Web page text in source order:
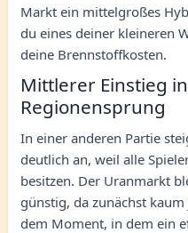
Markt ein mittelgroßes
du eines deiner kleineren
deine Brennstoffkosten.
Mittlerer Einstieg
Regionensprung
In einer anderen Partie
deutlich an, weil alle
besitzen. Der Uranmarkt
günstig, da zunächst
dem Moment, in dem ein